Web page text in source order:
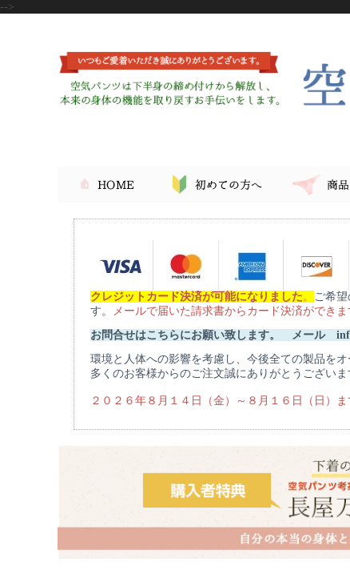
-->
クレジットカード決済が可能になりました。 ご希
す。
メールで届いた請求書からカード決済ができま
お問合せはこちらにお願い致します。 メール
環境と人体への影響を考慮し、今後全ての製品を
多くのお客様からのご注文誠にありがとうござい
２０２６年８月１４日（金）～８月１６日（日）